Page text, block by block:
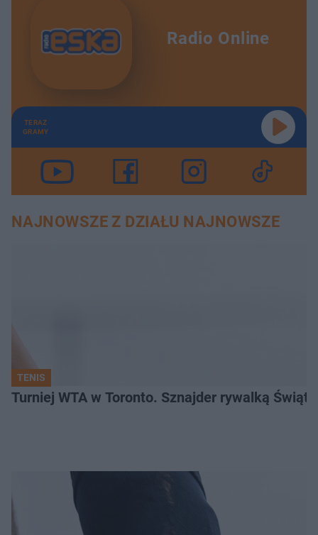
Radio Online
TERAZ
GRAMY
NAJNOWSZE Z DZIAŁU NAJNOWSZE
TENIS
Turniej WTA w Toronto. Sznajder rywalką